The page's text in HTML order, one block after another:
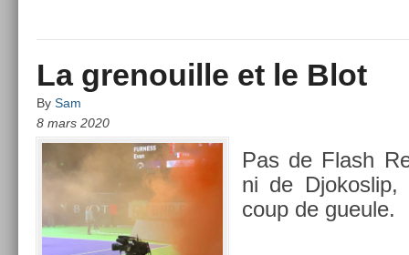
La grenouille et le Blot
By Sam
8 mars 2020
Pas de Flash
ni de
coup de gueule.